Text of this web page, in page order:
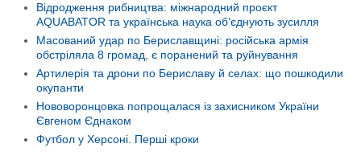
Відродження рибництва: міжнародний проєкт
AQUABATOR та українська наука об’єднують зусилля
Масований удар по Бериславщині: російська армія
обстріляла 8 громад, є поранений та руйнування
Артилерія та дрони по Бериславу й селах: що пошкодили
окупанти
Нововоронцовка попрощалася із захисником України
Євгеном Єднаком
Футбол у Херсоні. Перші кроки